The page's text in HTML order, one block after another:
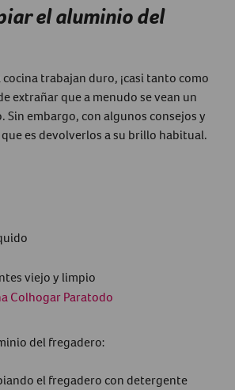
el aluminio del
trabajan duro, ¡casi tanto como
extrañar que a menudo se vean un
Sin embargo, con algunos consejos y
es devolverlos a su brillo habitual.
viejo y limpio
Colhogar Paratodo
del fregadero:
el fregadero con detergente